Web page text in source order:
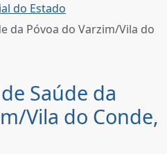
do Estado
da Póvoa do Varzim/Vila do
Saúde da
Vila do Conde,